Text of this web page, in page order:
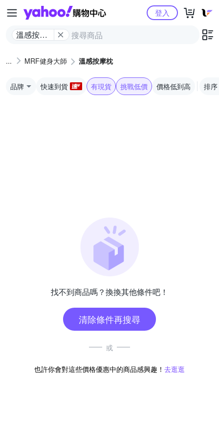
Yahoo購物中心
溫感按摩
登入
MRF健身大師 溫感按摩枕
品牌 快速到貨 有現貨 挑戰低價 價格低到高 排序
找不到商品嗎？換換其他條件吧！
清除條件再搜尋
或
也許你會對這些價格優惠中的商品感興趣！ 去逛逛